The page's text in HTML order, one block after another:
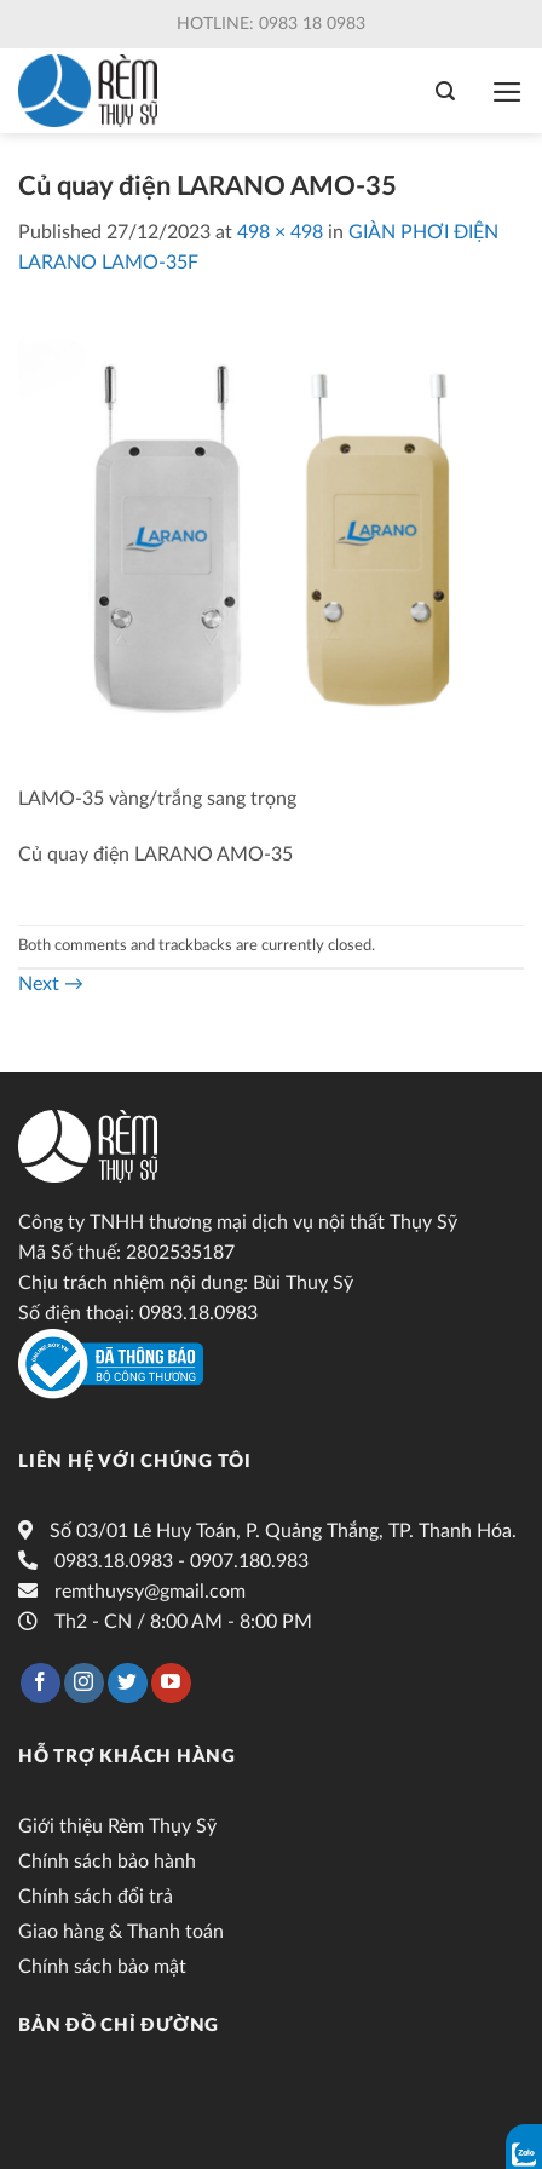
content
HOTLINE: 0983 18 0983
Củ quay điện LARANO AMO-35
Published 27/12/2023 at 498 × 498 in GIÀN PHƠI ĐIỆN
LARANO LAMO-35F
LAMO-35 vàng/trắng sang trọng
Củ quay điện LARANO AMO-35
Both comments and trackbacks are currently closed.
Next →
Công ty TNHH thương mại dịch vụ nội thất Thụy Sỹ
Mã Số thuế: 2802535187
Chịu trách nhiệm nội dung: Bùi Thuỵ Sỹ
Số điện thoại: 0983.18.0983
LIÊN HỆ VỚI CHÚNG TÔI
Số 03/01 Lê Huy Toán, P. Quảng Thắng, TP. Thanh Hóa.
0983.18.0983 - 0907.180.983
remthuysy@gmail.com
Th2 - CN / 8:00 AM - 8:00 PM
HỖ TRỢ KHÁCH HÀNG
Giới thiệu Rèm Thụy Sỹ
Chính sách bảo hành
Chính sách đổi trả
Giao hàng & Thanh toán
Chính sách bảo mật
BẢN ĐỒ CHỈ ĐƯỜNG